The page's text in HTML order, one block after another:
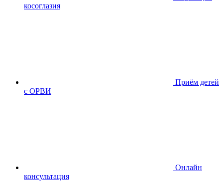
косоглазия
Приём детей
с ОРВИ
Онлайн
консультация